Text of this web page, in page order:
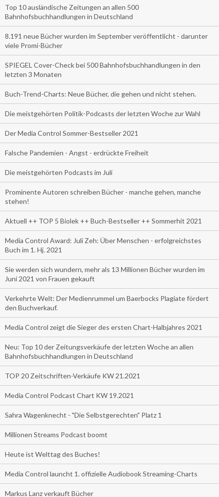
Top 10 ausländische Zeitungen an allen 500
Bahnhofsbuchhandlungen in Deutschland
8.191 neue Bücher wurden im September veröffentlicht - darunter
viele Promi-Bücher
SPIEGEL Cover-Check bei 500 Bahnhofsbuchhandlungen in den
letzten 3 Monaten
Buch-Trend-Charts: Neue Bücher, die gehen und nicht stehen.
Die meistgehörten Politik-Podcasts der letzten Woche zur Wahl
Der Media Control Sommer-Bestseller 2021
Falsche Pandemien - Angst - erdrückte Freiheit
Die meistgehörten Podcasts im Juli
Prominente Autoren schreiben Bücher - manche gehen, manche
stehen!
Aktuell ++ TOP 5 Biolek ++ Buch-Bestseller ++ Sommerhit 2021
Media Control Award: Juli Zeh: Über Menschen - erfolgreichstes
Buch im 1. Hj. 2021
Sie werden sich wundern, mehr als 13 Millionen Bücher wurden im
Juni 2021 von Frauen gekauft
Verkehrte Welt: Der Medienrummel um Baerbocks Plagiate fördert
den Buchverkauf.
Media Control zeigt die Sieger des ersten Chart-Halbjahres 2021
Neu: Top 10 der Zeitungsverkäufe der letzten Woche an allen
Bahnhofsbuchhandlungen in Deutschland
TOP 20 Zeitschriften-Verkäufe KW 21.2021
Media Control Podcast Chart KW 19.2021
Sahra Wagenknecht - "Die Selbstgerechten" Platz 1
Millionen Streams Podcast boomt
Heute ist Welttag des Buches!
Media Control launcht 1. offizielle Audiobook Streaming-Charts
Markus Lanz verkauft Bücher